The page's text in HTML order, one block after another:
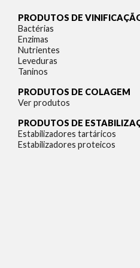
PRODUTOS DE
Bactérias
Enzimas
Nutrientes
Leveduras
Taninos
PRODUTOS DE COLAGEM
Ver produtos
PRODUTOS DE
Estabilizadores tartáricos
Estabilizadores proteicos